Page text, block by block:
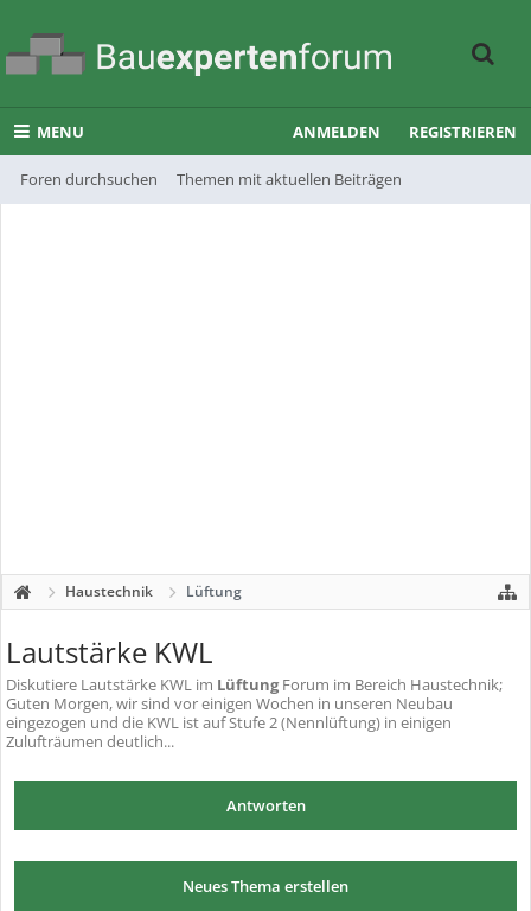
MENU
Foren durchsuchen Themen mit aktuellen Beiträgen
ANMELDEN REGISTRIEREN
Haustechnik Lüftung
Lautstärke KWL
Diskutiere Lautstärke KWL im Lüftung Forum im Bereich Haustechnik;
Guten Morgen, wir sind vor einigen Wochen in unseren Neubau
eingezogen und die KWL ist auf Stufe 2 (Nennlüftung) in einigen
Zulufträumen deutlich...
Antworten
Neues Thema erstellen